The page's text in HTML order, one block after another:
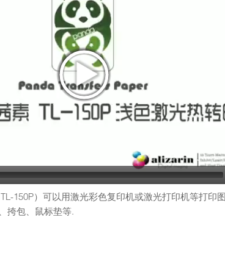
150P）可以用激光彩色复印机或激光打印机等打印
挎包、鼠标垫等.